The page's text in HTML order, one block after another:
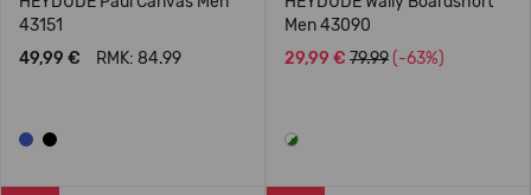
43151
49,99 €
RMK: 84.99
Men 43090
29,99 € 79.99 (-63%)